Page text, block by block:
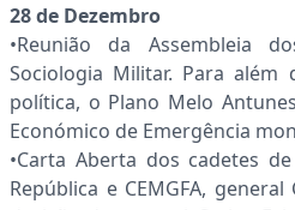
28 de Dezembro
•Reunião da Assembleia
Sociologia Militar. Para além
política, o Plano Melo
Económico de Emergência
•Carta Aberta dos cadetes
República e CEMGFA,